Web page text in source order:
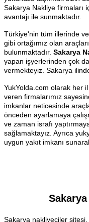
Sakarya Nakliye firmaları
avantajı ile sunmaktadır.
Türkiye'nin tüm illerinde
gibi ortağımız olan
bulunmaktadır. Sakarya
yapan işyerlerinden çok
vermekteyiz. Sakarya
YukYolda.com olarak her
veren firmalarımız
imkanlar neticesinde
önceden ayarlamaya
ve zaman israfı
sağlamaktayız. Ayrıca
uygun yakıt imkanı
Sakarya nakliyeciler